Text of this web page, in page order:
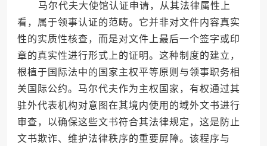
马尔代夫大使馆认证申请，从其法律属性上
看，属于领事认证的范畴。它并非对文件内容真实
性的实质性核查，而是对文件上最后一个签字或印
章的真实性进行形式上的证明。这种制度的建立，
根植于国际法中的国家主权平等原则与领事职务相
关国际公约。马尔代夫作为主权国家，有权通过其
驻外代表机构对意图在其境内使用的域外文书进行
审查，以确保这些文书符合其法律规定，这是防止
文书欺诈、维护法律秩序的重要屏障。该程序与